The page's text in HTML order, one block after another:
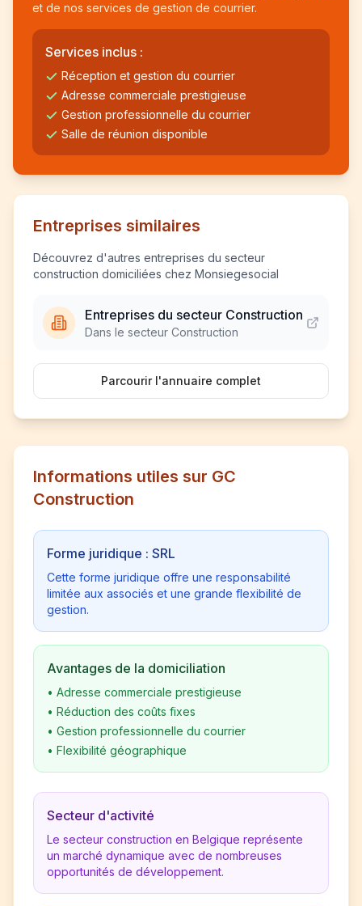
et de nos services de gestion de courrier.
Services inclus :
Réception et gestion du courrier
Adresse commerciale prestigieuse
Gestion professionnelle du courrier
Salle de réunion disponible
Entreprises similaires
Découvrez d'autres entreprises du secteur
construction domiciliées chez Monsiegesocial
Entreprises du secteur Construction
Dans le secteur Construction
Parcourir l'annuaire complet
Informations utiles sur GC
Construction
Forme juridique : SRL
Cette forme juridique offre une responsabilité
limitée aux associés et une grande flexibilité de
gestion.
Avantages de la domiciliation
• Adresse commerciale prestigieuse
• Réduction des coûts fixes
• Gestion professionnelle du courrier
• Flexibilité géographique
Secteur d'activité
Le secteur construction en Belgique représente
un marché dynamique avec de nombreuses
opportunités de développement.